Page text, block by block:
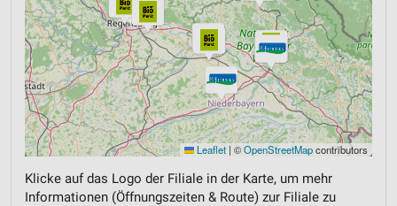
Leaflet | ©OpenStreetMapcontributors
Klicke auf das Logo der Filiale in der Karte, um mehr
Informationen (Öffnungszeiten & Route) zur Filiale zu